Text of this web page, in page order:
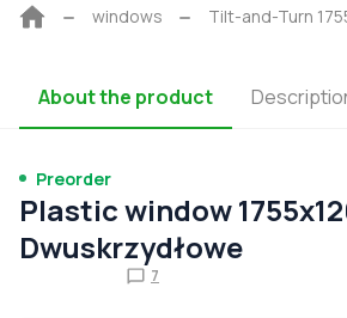
Main
windows Tilt-and-Turn
About the product
Preorder
Plastic window
Dwuskrzydłowe
7